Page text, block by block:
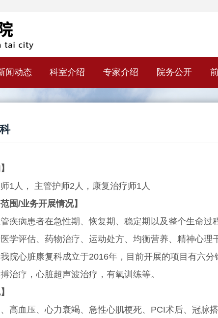
闻动态 科室介绍 专家介绍 院务公开
人， 主管护师2人，康复治疗师1人
围/业务开展情况】
病患者在急性期、恢复期、稳定期以及整个生命过
学评估、药物治疗、运动处方、均衡营养、精神心
院心脏康复科成立于2016年，目前开展的项目有六
治疗，心脏超声波治疗，有氧训练等。
血压、心力衰竭、急性心肌梗死、PCI术后、冠脉搭